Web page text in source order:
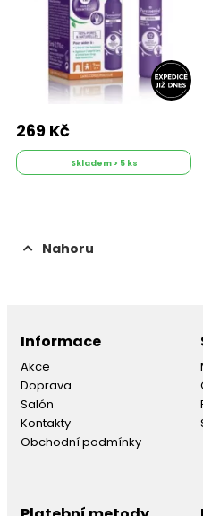
269 Kč
Skladem > 5 ks
Nahoru
Informace
Akce
Doprava
Salón
Kontakty
Obchodní podmínky